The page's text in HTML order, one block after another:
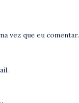
vez que eu comentar.